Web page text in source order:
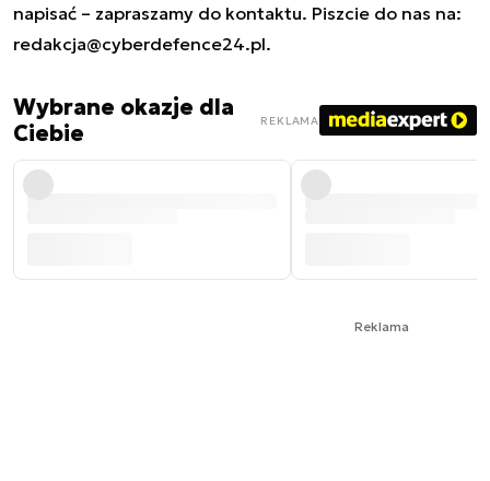
napisać – zapraszamy do kontaktu. Piszcie do nas na:
redakcja@cyberdefence24.pl.
Wybrane okazje dla
Ciebie
REKLAMA
Reklama